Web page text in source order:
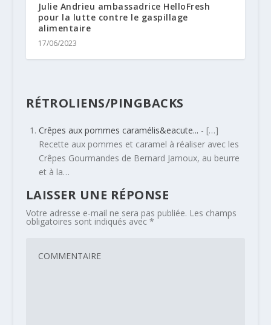
Julie Andrieu ambassadrice HelloFresh
pour la lutte contre le gaspillage
alimentaire
17/06/2023
RÉTROLIENS/PINGBACKS
Crêpes aux pommes caramélis&eacute... - […]
Recette aux pommes et caramel à réaliser avec les
Crêpes Gourmandes de Bernard Jarnoux, au beurre
et à la…
LAISSER UNE RÉPONSE
Votre adresse e-mail ne sera pas publiée. Les champs
obligatoires sont indiqués avec *